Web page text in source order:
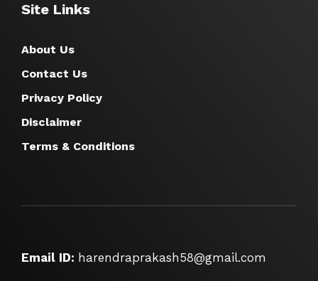
Site Links
About Us
Contact Us
Privacy Policy
Disclaimer
Terms & Conditions
Email ID: harendraprakash58@gmail.com